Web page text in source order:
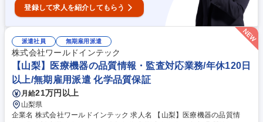
登録して求人を紹介してもらう
派遣社員 無期雇用派遣
株式会社ワールドインテック
【山梨】医療機器の品質情報・監査対応業務/年休120日
以上/無期雇用派遣 化学品質保証
月給21万円以上
山梨県
企業名 株式会社ワールドインテック 求人名 【山梨】医療機器の品質情